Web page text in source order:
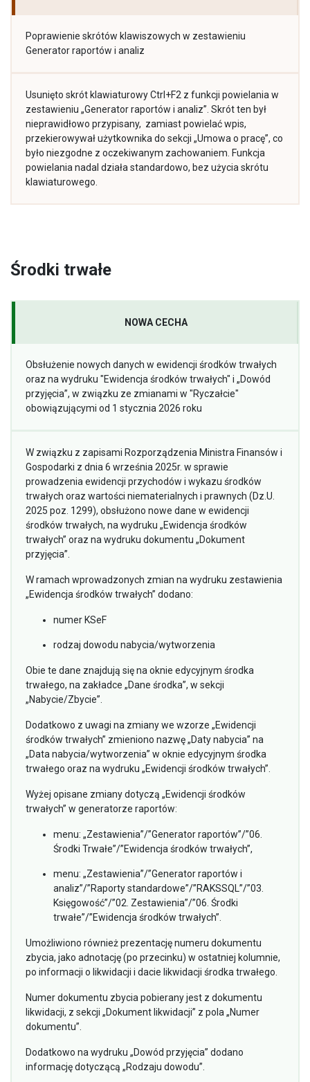
Poprawienie skrótów klawiszowych w zestawieniu
Generator raportów i analiz
Usunięto skrót klawiaturowy Ctrl+F2 z funkcji powielania w
zestawieniu „Generator raportów i analiz”. Skrót ten był
nieprawidłowo przypisany, zamiast powielać wpis,
przekierowywał użytkownika do sekcji „Umowa o pracę”, co
było niezgodne z oczekiwanym zachowaniem. Funkcja
powielania nadal działa standardowo, bez użycia skrótu
klawiaturowego.
Środki trwałe
NOWA CECHA
Obsłużenie nowych danych w ewidencji środków trwałych
oraz na wydruku "Ewidencja środków trwałych" i „Dowód
przyjęcia”, w związku ze zmianami w "Ryczałcie"
obowiązującymi od 1 stycznia 2026 roku
W związku z zapisami Rozporządzenia Ministra Finansów i
Gospodarki z dnia 6 września 2025r. w sprawie
prowadzenia ewidencji przychodów i wykazu środków
trwałych oraz wartości niematerialnych i prawnych (Dz.U.
2025 poz. 1299), obsłużono nowe dane w ewidencji
środków trwałych, na wydruku „Ewidencja środków
trwałych” oraz na wydruku dokumentu „Dokument
przyjęcia”.
W ramach wprowadzonych zmian na wydruku zestawienia
„Ewidencja środków trwałych” dodano:
numer KSeF
rodzaj dowodu nabycia/wytworzenia
Obie te dane znajdują się na oknie edycyjnym środka
trwałego, na zakładce „Dane środka”, w sekcji
„Nabycie/Zbycie”.
Dodatkowo z uwagi na zmiany we wzorze „Ewidencji
środków trwałych” zmieniono nazwę „Daty nabycia” na
„Data nabycia/wytworzenia” w oknie edycyjnym środka
trwałego oraz na wydruku „Ewidencji środków trwałych”.
Wyżej opisane zmiany dotyczą „Ewidencji środków
trwałych” w generatorze raportów:
menu: „Zestawienia”/”Generator raportów”/”06.
Środki Trwałe”/”Ewidencja środków trwałych”,
menu: „Zestawienia”/”Generator raportów i
analiz”/”Raporty standardowe”/”RAKSSQL”/”03.
Księgowość”/”02. Zestawienia”/”06. Środki
trwałe”/”Ewidencja środków trwałych”.
Umożliwiono również prezentację numeru dokumentu
zbycia, jako adnotację (po przecinku) w ostatniej kolumnie,
po informacji o likwidacji i dacie likwidacji środka trwałego.
Numer dokumentu zbycia pobierany jest z dokumentu
likwidacji, z sekcji „Dokument likwidacji” z pola „Numer
dokumentu”.
Dodatkowo na wydruku „Dowód przyjęcia” dodano
informację dotyczącą „Rodzaju dowodu”.